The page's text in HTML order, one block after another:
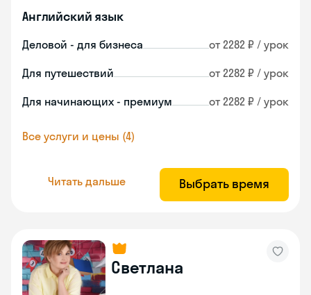
Английский язык
Деловой - для бизнеса от 2282 ₽ / урок
Для путешествий от 2282 ₽ / урок
Для начинающих - премиум от 2282 ₽ / урок
Все услуги и цены (4)
Читать дальше Выбрать время
Светлана